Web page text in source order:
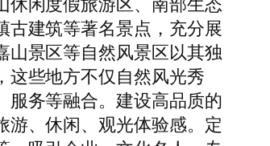
古建筑等著名景点，充分展
山景区等自然风景区以其独
这些地方不仅自然风光秀
服务等融合。建设高品质的
、休闲、观光体验感。定